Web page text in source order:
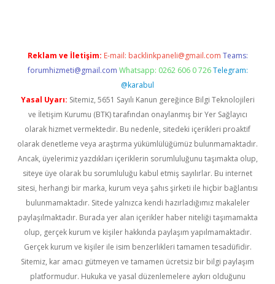
Reklam ve İletişim: E-mail: backlinkpaneli@gmail.com Teams:
forumhizmeti@gmail.com Whatsapp: 0262 606 0 726 Telegram:
@karabul
Yasal Uyarı: Sitemiz, 5651 Sayılı Kanun gereğince Bilgi Teknolojileri
ve İletişim Kurumu (BTK) tarafından onaylanmış bir Yer Sağlayıcı
olarak hizmet vermektedir. Bu nedenle, sitedeki içerikleri proaktif
olarak denetleme veya araştırma yükümlülüğümüz bulunmamaktadır.
Ancak, üyelerimiz yazdıkları içeriklerin sorumluluğunu taşımakta olup,
siteye üye olarak bu sorumluluğu kabul etmiş sayılırlar. Bu internet
sitesi, herhangi bir marka, kurum veya şahıs şirketi ile hiçbir bağlantısı
bulunmamaktadır. Sitede yalnızca kendi hazırladığımız makaleler
paylaşılmaktadır. Burada yer alan içerikler haber niteliği taşımamakta
olup, gerçek kurum ve kişiler hakkında paylaşım yapılmamaktadır.
Gerçek kurum ve kişiler ile isim benzerlikleri tamamen tesadüfidir.
Sitemiz, kar amacı gütmeyen ve tamamen ücretsiz bir bilgi paylaşım
platformudur. Hukuka ve yasal düzenlemelere aykırı olduğunu